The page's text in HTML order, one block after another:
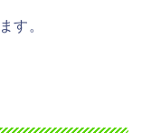
す。